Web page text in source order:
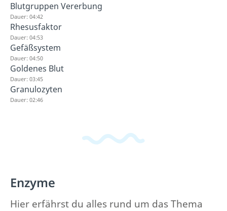
Blutgruppen Vererbung
Dauer: 04:42
Rhesusfaktor
Dauer: 04:53
Gefäßsystem
Dauer: 04:50
Goldenes Blut
Dauer: 03:45
Granulozyten
Dauer: 02:46
Enzyme
Hier erfährst du alles rund um das Thema